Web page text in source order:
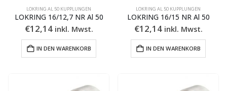
LOKRING AL 50 KUPPLUNGEN
LOKRING 16/12,7 NR Al 50
€12,14 inkl. Mwst.
IN DEN WARENKORB
LOKRING AL 50 KUPPLUNGEN
LOKRING 16/15 NR Al 50
€12,14 inkl. Mwst.
IN DEN WARENKORB